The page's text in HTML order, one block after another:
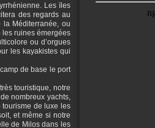
Les ïles
des regards au
la Méditerranée, ou
les ruines émergées
ou d’orgues
les kayakistes qui
de base le port
touristique, notre
nombreux yachts,
tourisme de luxe les
et même si notre
de Milos dans les